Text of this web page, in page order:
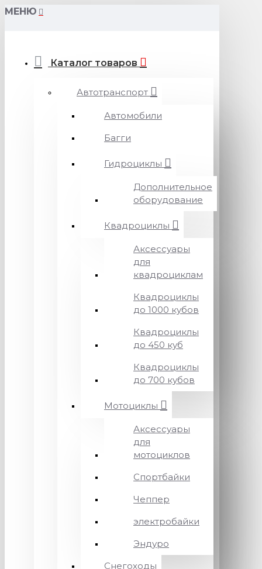
МЕНЮ
Каталог товаров
Автотранспорт
Автомобили
Багги
Гидроциклы
Дополнительное
оборудование
Квадроциклы
Аксессуары
для
квадроциклам
Квадроциклы
до 1000 кубов
Квадроциклы
до 450 куб
Квадроциклы
до 700 кубов
Мотоциклы
Аксессуары
для
мотоциклов
Спортбайки
Чеппер
электробайки
Эндуро
Снегоходы